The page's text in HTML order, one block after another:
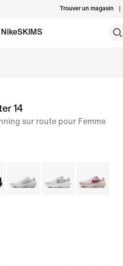
Trouver un magasin
NikeSKIMS
14
sur route pour Femme